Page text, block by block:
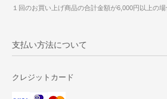
１回のお買い上げ商品の合計金額が6,000円以上の
支払い方法について
クレジットカード